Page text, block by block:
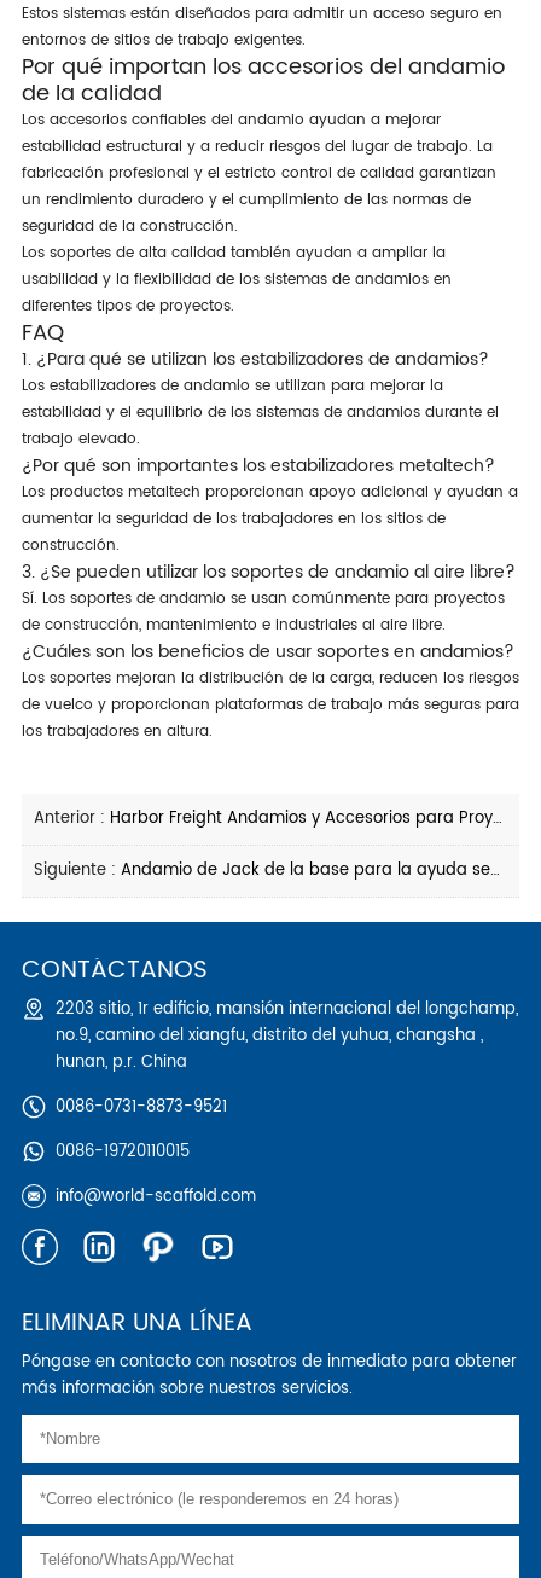
Estos sistemas están diseñados para admitir un acceso seguro en
entornos de sitios de trabajo exigentes.
Por qué importan los accesorios del andamio
de la calidad
Los accesorios confiables del andamio ayudan a mejorar
estabilidad estructural y a reducir riesgos del lugar de trabajo. La
fabricación profesional y el estricto control de calidad garantizan
un rendimiento duradero y el cumplimiento de las normas de
seguridad de la construcción.
Los soportes de alta calidad también ayudan a ampliar la
usabilidad y la flexibilidad de los sistemas de andamios en
diferentes tipos de proyectos.
FAQ
1. ¿Para qué se utilizan los estabilizadores de andamios?
Los estabilizadores de andamio se utilizan para mejorar la
estabilidad y el equilibrio de los sistemas de andamios durante el
trabajo elevado.
¿Por qué son importantes los estabilizadores metaltech?
Los productos metaltech proporcionan apoyo adicional y ayudan a
aumentar la seguridad de los trabajadores en los sitios de
construcción.
3. ¿Se pueden utilizar los soportes de andamio al aire libre?
Sí. Los soportes de andamio se usan comúnmente para proyectos
de construcción, mantenimiento e industriales al aire libre.
¿Cuáles son los beneficios de usar soportes en andamios?
Los soportes mejoran la distribución de la carga, reducen los riesgos
de vuelco y proporcionan plataformas de trabajo más seguras para
los trabajadores en altura.
Anterior : Harbor Freight Andamios y Accesorios para Proyectos de Construcción
Siguiente : Andamio de Jack de la base para la ayuda segura y estable de la construcción
CONTÁCTANOS
2203 sitio, 1r edificio, mansión internacional del longchamp,
no.9, camino del xiangfu, distrito del yuhua, changsha ,
hunan, p.r. China
0086-0731-8873-9521
0086-19720110015
info@world-scaffold.com
ELIMINAR UNA LÍNEA
Póngase en contacto con nosotros de inmediato para obtener
más información sobre nuestros servicios.